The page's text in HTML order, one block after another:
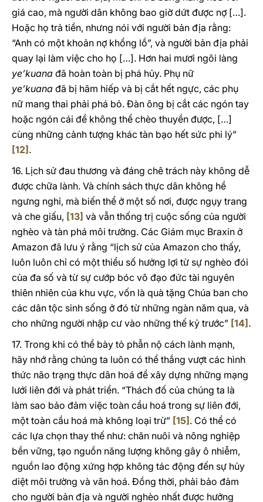
giá cao, mà người dân không bao giờ dứt được nợ […].
Hoặc họ trả tiền, nhưng nói với người bản địa rằng:
“Anh có một khoản nợ khổng lồ”, và người bản địa phải
quay lại làm việc cho họ […]. Hơn hai mươi ngôi làng
ye’kuana đã hoàn toàn bị phá hủy. Phụ nữ
ye’kuana đã bị hãm hiếp và bị cắt hết ngực, các phụ
nữ mang thai phải phá bỏ. Đàn ông bị cắt các ngón tay
hoặc ngón cái để không thể chèo thuyền được, […]
cùng những cảnh tượng khác tàn bạo hết sức phi lý”
[12] .
16. Lịch sử đau thương và đáng chê trách này không dễ
được chữa lành. Và chính sách thực dân không hề
ngưng nghỉ, mà biến thể ở một số nơi, được ngụy trang
và che giấu, [13] và vẫn thống trị cuộc sống của người
nghèo và tàn phá môi trường. Các Giám mục Braxin ở
Amazon đã lưu ý rằng “lịch sử của Amazon cho thấy,
luôn luôn chỉ có một thiểu số hưởng lợi từ sự nghèo đói
của đa số và từ sự cướp bóc vô đạo đức tài nguyên
thiên nhiên của khu vực, vốn là quà tặng Chúa ban cho
các dân tộc sinh sống ở đó từ những ngàn năm qua, và
cho những người nhập cư vào những thế kỷ trước” [14] .
17. Trong khi có thể bày tỏ phẫn nộ cách lành mạnh,
hãy nhớ rằng chúng ta luôn có thể thắng vượt các hình
thức não trạng thực dân hoá để xây dựng những mạng
lưới liên đới và phát triển. “Thách đố của chúng ta là
làm sao bảo đảm việc toàn cầu hoá trong sự liên đới,
một toàn cầu hoá mà không loại trừ” [15] . Có thể có
các lựa chọn thay thế như: chăn nuôi và nông nghiệp
bền vững, tạo nguồn năng lượng không gây ô nhiễm,
nguồn lao động xứng hợp không tác động đến sự hủy
diệt môi trường và văn hoá. Đồng thời, phải bảo đảm
cho người bản địa và người nghèo nhất được hưởng